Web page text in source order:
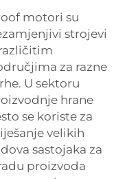
motori su
strojevi
za razne
U sektoru
hrane
se koriste za
velikih
sastojaka za
proizvoda